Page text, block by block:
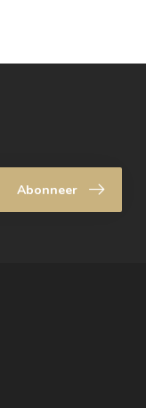
Abonneer